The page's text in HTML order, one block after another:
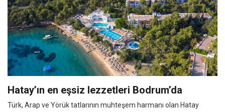
Hatay’ın en eşsiz lezzetleri Bodrum’da
Türk, Arap ve Yörük tatlarının muhteşem harmanı olan Hatay